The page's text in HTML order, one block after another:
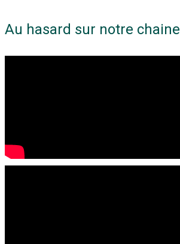
Au hasard sur notre chaine